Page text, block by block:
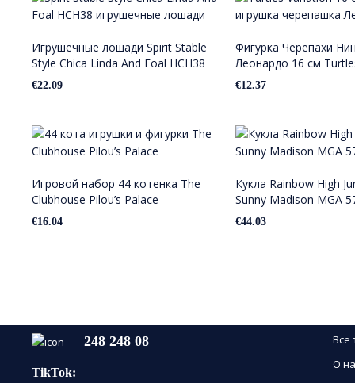
Игрушечные лошади Spirit Stable
Style Chica Linda And Foal HCH38
€22.09
Фигурка Черепахи
Леонардо 16 см
€12.37
Игровой набор 44 котенка The
Clubhouse Pilou’s Palace
€16.04
Кукла Rainbow High
Sunny Madison MGA
€44.03
248 248 08
TikTok:
Все
О